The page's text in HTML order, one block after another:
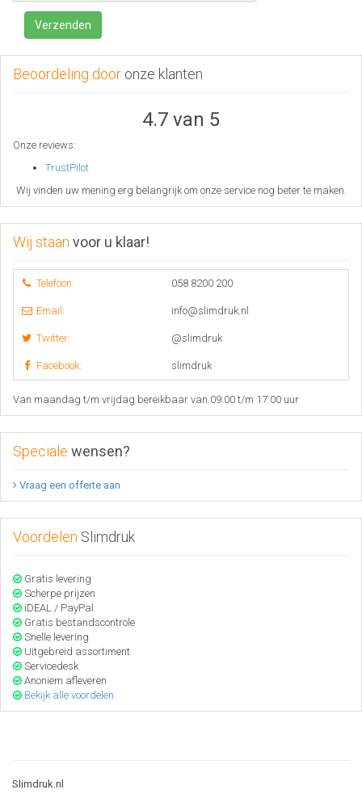
Verzenden
Beoordeling door onze klanten
4.7 van 5
Onze reviews:
TrustPilot
Wij vinden uw mening erg belangrijk om onze service nog beter te maken.
Wij staan voor u klaar!
Telefoon: 058 8200 200
Email: info@slimdruk.nl
Twitter: @slimdruk
Facebook: slimdruk
Van maandag t/m vrijdag bereikbaar van 09:00 t/m 17:00 uur
Speciale wensen?
Vraag een offerte aan
Voordelen Slimdruk
Gratis levering
Scherpe prijzen
iDEAL / PayPal
Gratis bestandscontrole
Snelle levering
Uitgebreid assortiment
Servicedesk
Anoniem afleveren
Bekijk alle voordelen
Slimdruk.nl